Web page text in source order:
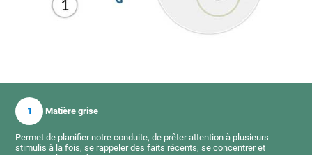
1 Matière grise
Permet de planifier notre conduite, de prêter attention à plusieurs
stimulis à la fois, se rappeler des faits récents, se concentrer et